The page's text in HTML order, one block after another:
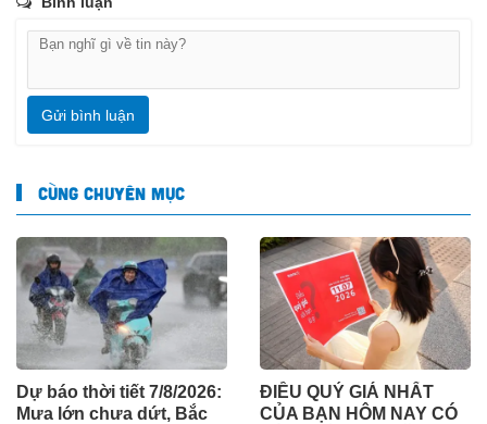
Gửi bình luận
CÙNG CHUYÊN MỤC
Dự báo thời tiết 7/8/2026:
Mưa lớn chưa dứt, Bắc
ĐIỀU QUÝ GIÁ NHẤT
CỦA BẠN HÔM NAY CÓ